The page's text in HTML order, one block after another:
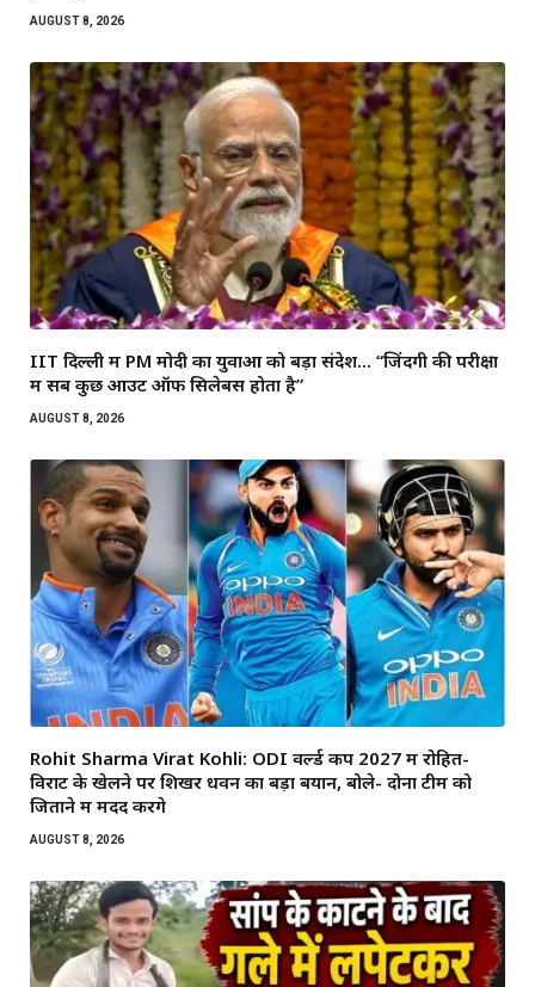
AUGUST 8, 2026
IIT दिल्ली में PM मोदी का युवाओं को बड़ा संदेश… “जिंदगी की परीक्षा
में सब कुछ आउट ऑफ सिलेबस होता है”
AUGUST 8, 2026
Rohit Sharma Virat Kohli: ODI वर्ल्ड कप 2027 में रोहित-
विराट के खेलने पर शिखर धवन का बड़ा बयान, बोले- दोनों टीम को
जिताने में मदद करेंगे
AUGUST 8, 2026